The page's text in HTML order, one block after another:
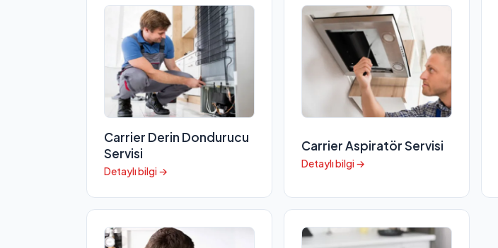
Carrier Derin Dondurucu
Servisi
Detaylı bilgi →
Carrier Aspiratör Servisi
Detaylı bilgi →